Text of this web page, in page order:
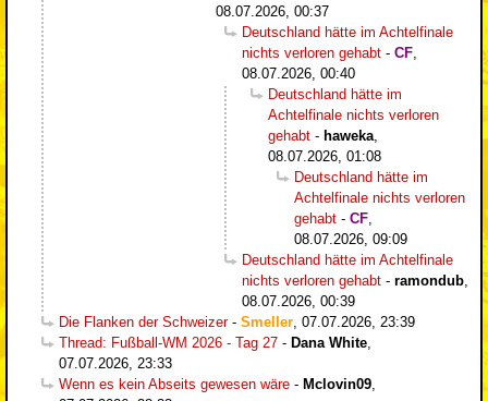
08.07.2026, 00:37
Deutschland hätte im Achtelfinale
nichts verloren gehabt - CF,
08.07.2026, 00:40
Deutschland hätte im
Achtelfinale nichts verloren
gehabt - haweka,
08.07.2026, 01:08
Deutschland hätte im
Achtelfinale nichts verloren
gehabt - CF,
08.07.2026, 09:09
Deutschland hätte im Achtelfinale
nichts verloren gehabt - ramondub,
08.07.2026, 00:39
Die Flanken der Schweizer- Smeller, 07.07.2026, 23:39
Thread: Fußball-WM 2026 - Tag 27 - Dana White,
07.07.2026, 23:33
Wenn es kein Abseits gewesen wäre - Mclovin09,